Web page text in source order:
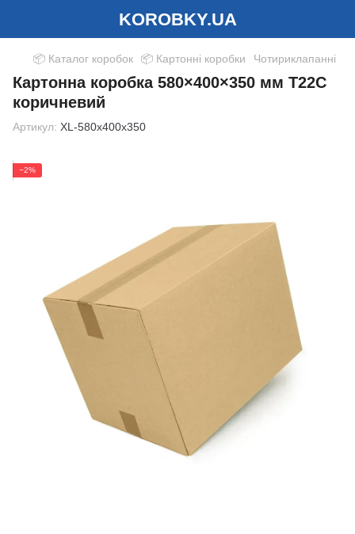
KOROBKY.UA
📦 Каталог коробок 📦 Картонні коробки Чотириклапанні
Картонна коробка 580×400×350 мм Т22С
коричневий
Артикул: XL-580x400x350
−2%